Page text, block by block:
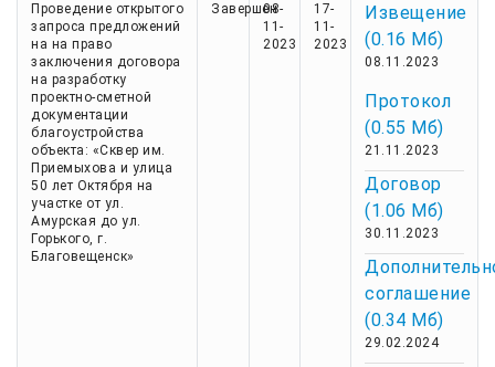
Проведение открытого
запроса предложений
на на право
заключения договора
на разработку
проектно-сметной
документации
благоустройства
объекта: «Сквер им.
Приемыхова и улица
50 лет Октября на
участке от ул.
Амурская до ул.
Горького, г.
Благовещенск»
Завершен
08-
11-
2023
17-
11-
2023
Извещение
(0.16 Мб)
08.11.2023
Протокол
(0.55 Мб)
21.11.2023
Договор
(1.06 Мб)
30.11.2023
соглашение
(0.34 Мб)
29.02.2024